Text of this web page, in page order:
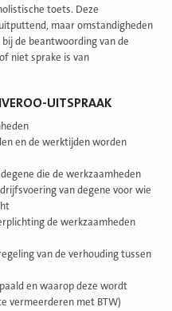
toets. Deze
maar omstandigheden
de beantwoording van de
niet sprake is van
UITSPRAAK
en de werktijden worden
die de werkzaamheden
van degene voor wie
de werkzaamheden
van de verhouding tussen
en waarop deze wordt
vermeerderen met BTW)